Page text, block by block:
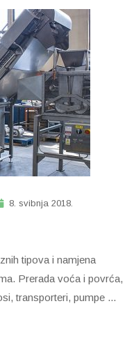
8. svibnja 2018.
tipova i namjena
Prerada voća i povrća,
transporteri, pumpe ...